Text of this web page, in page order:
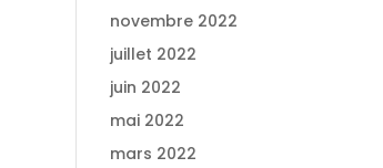
novembre 2022
juillet 2022
juin 2022
mai 2022
mars 2022